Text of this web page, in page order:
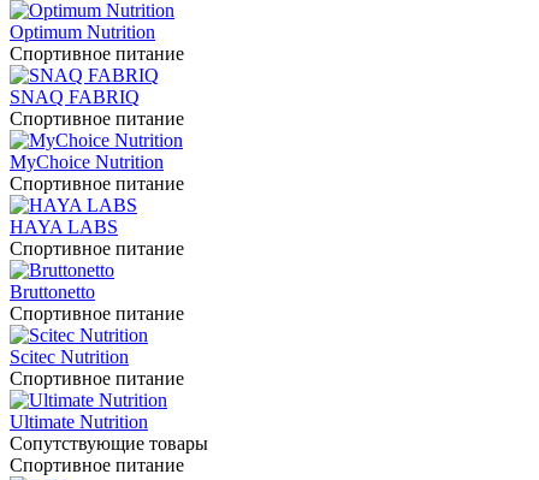
Optimum Nutrition
Спортивное питание
SNAQ FABRIQ
Спортивное питание
MyChoice Nutrition
Спортивное питание
HAYA LABS
Спортивное питание
Bruttonetto
Спортивное питание
Scitec Nutrition
Спортивное питание
Ultimate Nutrition
Сопутствующие товары
Спортивное питание